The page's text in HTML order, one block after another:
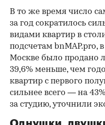
00:00 / 00:00
В то же время число
за год сократилось
видами квартир в
подсчетам bnMAP.pro,
Москве было продано
39,6% меньше, чем
квартир с первого
сильнее всего — на
за студию, уточнили